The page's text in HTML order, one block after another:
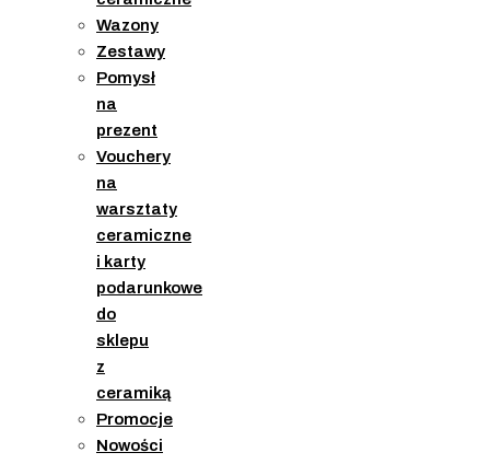
Wazony
Zestawy
Pomysł
na
prezent
Vouchery
na
warsztaty
ceramiczne
i karty
podarunkowe
do
sklepu
z
ceramiką
Promocje
Nowości